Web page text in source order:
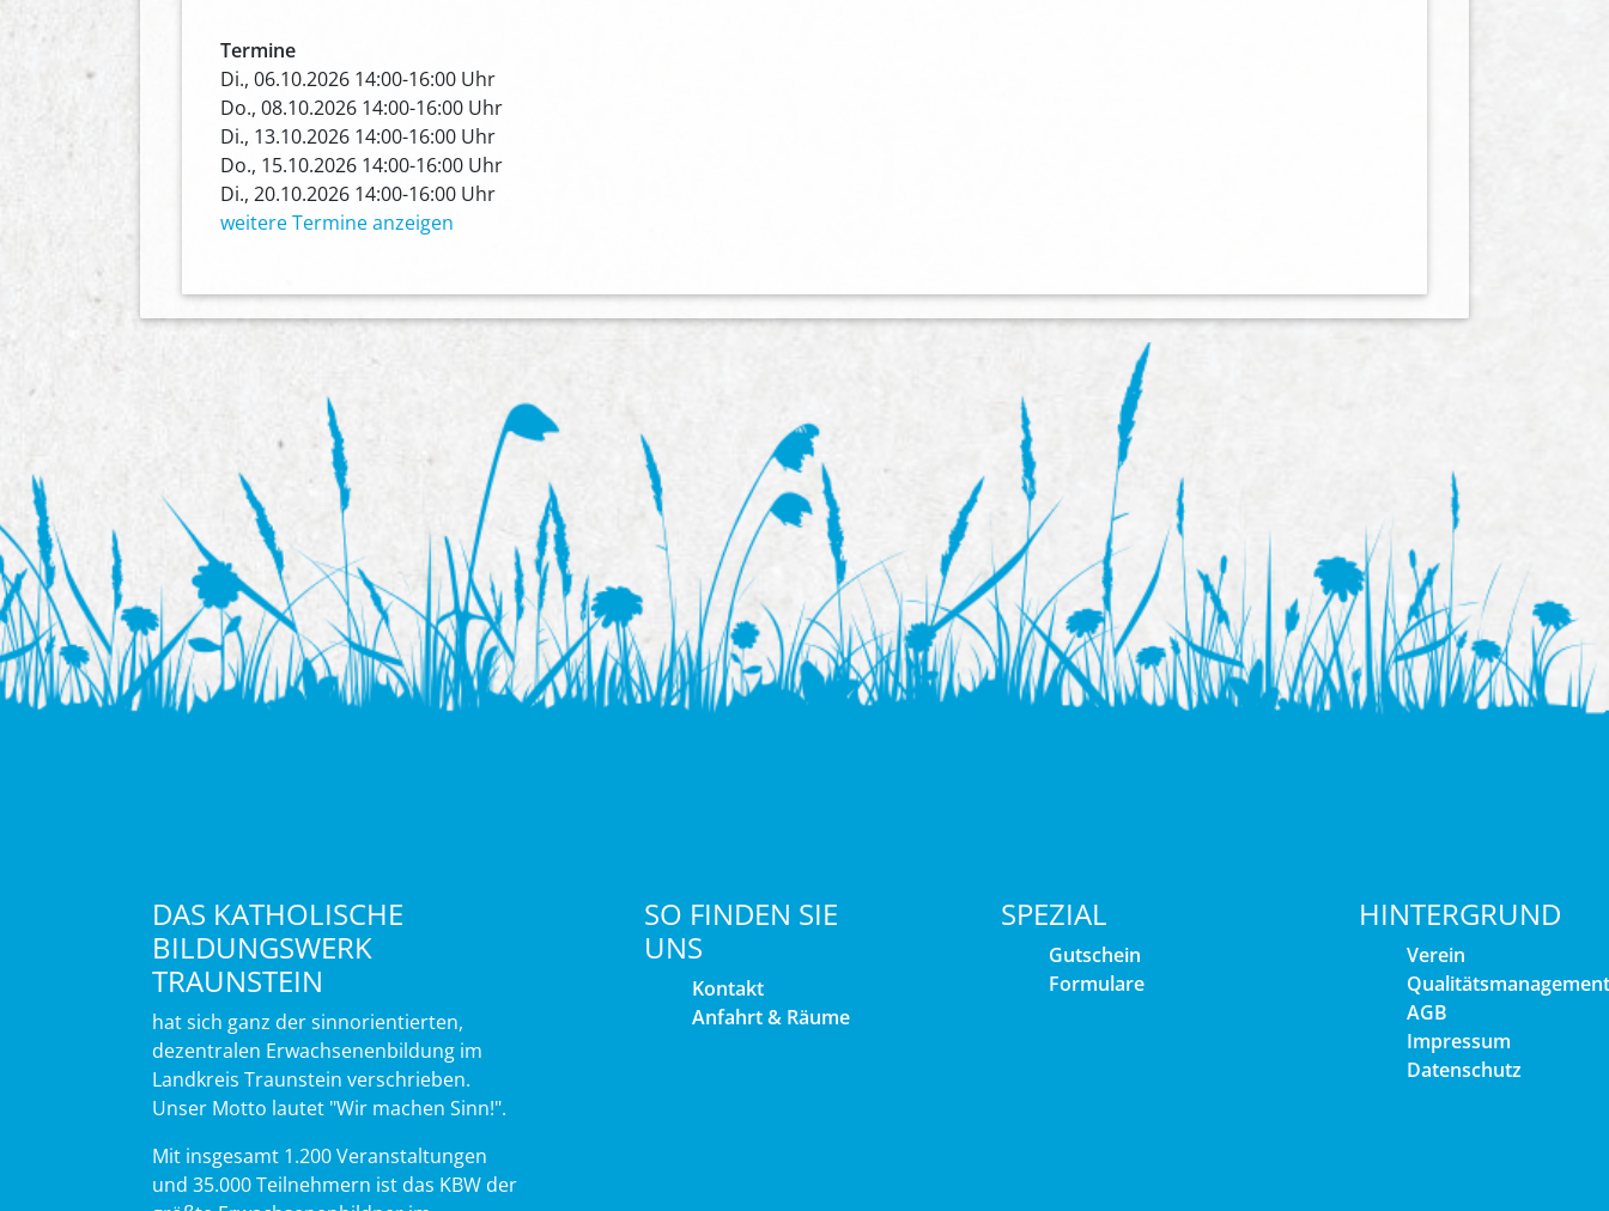
Termine
Di., 06.10.2026 14:00-16:00 Uhr
Do., 08.10.2026 14:00-16:00 Uhr
Di., 13.10.2026 14:00-16:00 Uhr
Do., 15.10.2026 14:00-16:00 Uhr
Di., 20.10.2026 14:00-16:00 Uhr
weitere Termine anzeigen
DAS KATHOLISCHE
BILDUNGSWERK
TRAUNSTEIN
hat sich ganz der sinnorientierten,
dezentralen Erwachsenenbildung im
Landkreis Traunstein verschrieben.
Unser Motto lautet "Wir machen Sinn!".
Mit insgesamt 1.200 Veranstaltungen
und 35.000 Teilnehmern ist das KBW der
SO FINDEN SIE
UNS
Kontakt
Anfahrt & Räume
SPEZIAL
Gutschein
Formulare
HINTERGRUND
Verein
Qualitätsmanagement
AGB
Impressum
Datenschutz